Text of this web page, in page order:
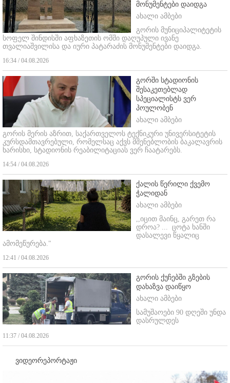
მონუმენტები დაიდგა
ახალი ამბები
გორის მუნიციპალიტეტის
სოფელ შინდისში აფხაზეთის ომში დაღუპული ივანე
თვალიაშვილისა და იური პატარაძის მონუმენტები დაიდგა.
16:34 / 04.08.2026
გორში სტადიონის
შესაკეთებლად
სპეციალისტს ვერ
პოულობენ
ახალი ამბები
გორის მერის აზრით, საქართველოს ტექნიკური უნივერსიტეტის
კურსდამთავრებული, რომელსაც აქვს მშენებლობის ბაკალავრის
ხარისხი, სტადიონის რეაბილიტაციას ვერ ჩაატარებს.
14:54 / 04.08.2026
ქალის წერილი ქვემო
ჭალიდან
ახალი ამბები
,,იცით მაინც, გარეთ რა
დროა? ... ცოტა ხანში
დასალევი წყალიც
ამომეწურება."
12:41 / 04.08.2026
გორის ქუჩებში გზების
დახაზვა დაიწყო
ახალი ამბები
სამუშაოები 90 დღეში უნდა
დასრულდეს
11:37 / 04.08.2026
ვიდეორეპორტაჟი